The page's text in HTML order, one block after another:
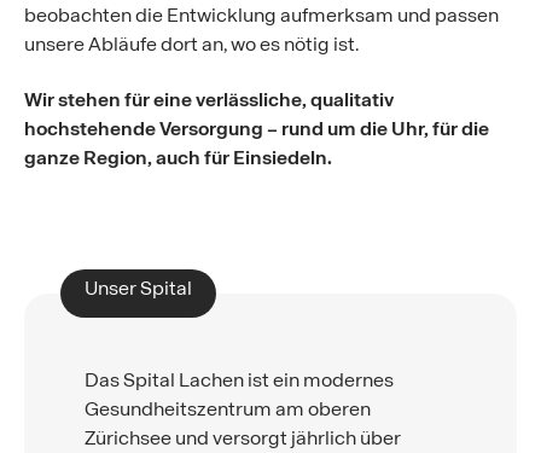
beobachten die Entwicklung aufmerksam und passen
unsere Abläufe dort an, wo es nötig ist.
Wir stehen für eine verlässliche, qualitativ
hochstehende Versorgung – rund um die Uhr, für die
ganze Region, auch für Einsiedeln.
Unser Spital
Das Spital Lachen ist ein modernes
Gesundheitszentrum am oberen
Zürichsee und versorgt jährlich über